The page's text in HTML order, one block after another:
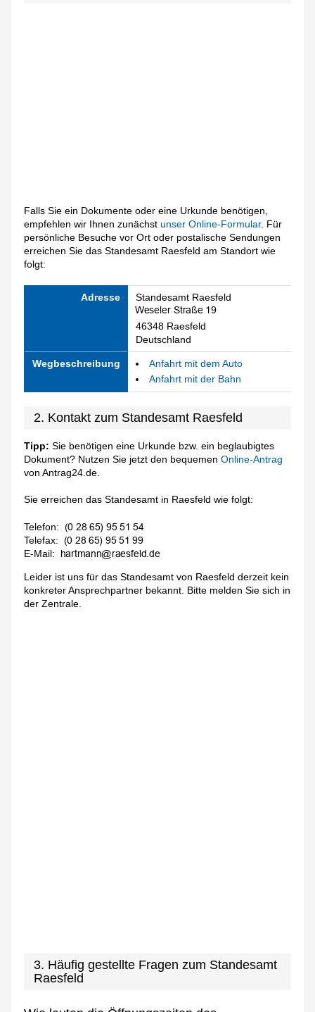
Falls Sie ein Dokumente oder eine Urkunde benötigen,
empfehlen wir Ihnen zunächstunser Online-Formular. Für
persönliche Besuche vor Ort oder postalische Sendungen
erreichen Sie das Standesamt Raesfeld am Standort wie
folgt:
Adresse Standesamt Raesfeld
46348 Raesfeld
Deutschland
Wegbeschreibung
Anfahrt mit dem Auto
Anfahrt mit der Bahn
2. Kontakt zum Standesamt Raesfeld
Tipp: Sie benötigen eine Urkunde bzw. ein beglaubigtes
Dokument? Nutzen Sie jetzt den bequemenOnline-Antrag
von Antrag24.de.
Sie erreichen das Standesamt in Raesfeld wie folgt:
Telefon:
Telefax:
E-Mail:
Leider ist uns für das Standesamt von Raesfeld derzeit kein
konkreter Ansprechpartner bekannt. Bitte melden Sie sich in
der Zentrale.
3. Häufig gestellte Fragen zum Standesamt
Raesfeld